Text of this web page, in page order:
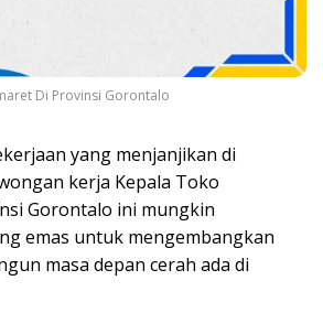
Di Provinsi Gorontalo
yang menjanjikan di
kerja Kepala Toko
Gorontalo ini mungkin
emas untuk mengembangkan
masa depan cerah ada di